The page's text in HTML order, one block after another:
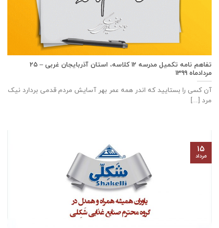
تفاهم نامه تكميل مدرسه ۱۲ كلاسه، استان آذربايجان غربی – ۲۵
مردادماه ۱۳۹۹
آن کسی را بستایید که اندر همه عمر بهر آسایش مردم قدمی بردارد نیک
مرد [...]
۱۵
مرداد